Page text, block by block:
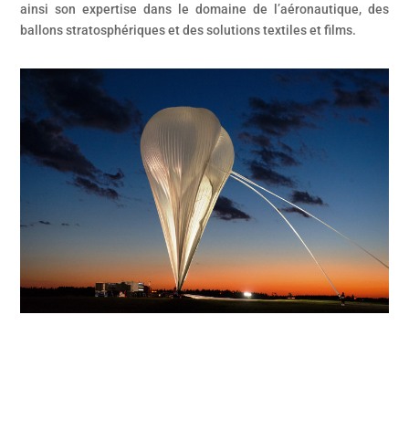
ainsi son expertise dans le domaine de l’aéronautique, des
ballons stratosphériques et des solutions textiles et films.